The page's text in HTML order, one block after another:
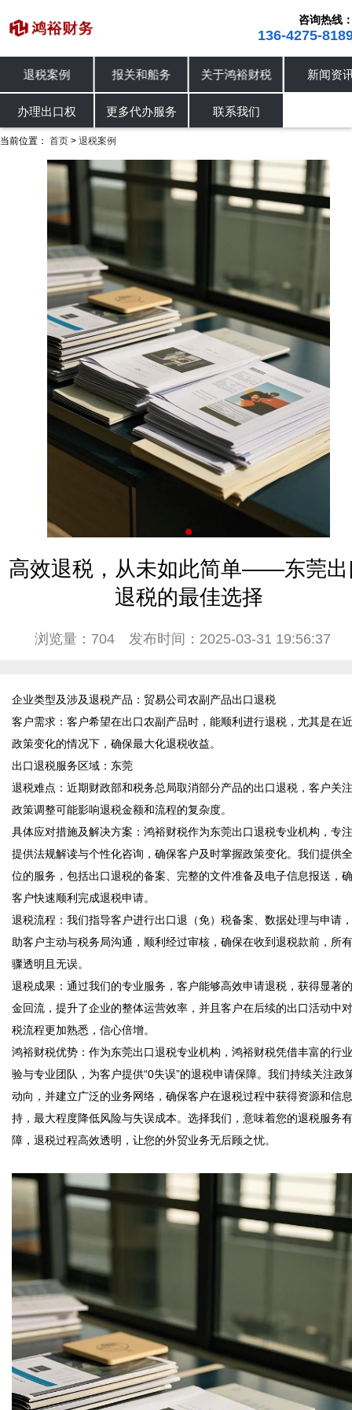
咨询热线
136-4275-
退税案例
办理出口权
报关和船务
更多代办服务
关于鸿裕财税
联系我们
新闻资
进出口退税 退税案例 办理出口权
当前位置： 首页 > 退税案例
高效退税，从未如此简单——东莞出
退税的最佳选择
浏览量：704 发布时间：2025-03-31 19:56:37
企业类型及涉及退税产品：贸易公司农副产品出口退税
客户需求：客户希望在出口农副产品时，能顺利进行退税，尤其是在
政策变化的情况下，确保最大化退税收益。
出口退税服务区域：东莞
退税难点：近期财政部和税务总局取消部分产品的出口退税，客户关
政策调整可能影响退税金额和流程的复杂度。
具体应对措施及解决方案：鸿裕财税作为东莞出口退税专业机构，专
提供法规解读与个性化咨询，确保客户及时掌握政策变化。我们提供
位的服务，包括出口退税的备案、完整的文件准备及电子信息报送，
客户快速顺利完成退税申请。
退税流程：我们指导客户进行出口退（免）税备案、数据处理与申请
助客户主动与税务局沟通，顺利经过审核，确保在收到退税款前，所
骤透明且无误。
退税成果：通过我们的专业服务，客户能够高效申请退税，获得显著
金回流，提升了企业的整体运营效率，并且客户在后续的出口活动中
税流程更加熟悉，信心倍增。
鸿裕财税优势：作为东莞出口退税专业机构，鸿裕财税凭借丰富的行
验与专业团队，为客户提供“0失误”的退税申请保障。我们持续关注政
动向，并建立广泛的业务网络，确保客户在退税过程中获得资源和信
持，最大程度降低风险与失误成本。选择我们，意味着您的退税服务
障，退税过程高效透明，让您的外贸业务无后顾之忧。